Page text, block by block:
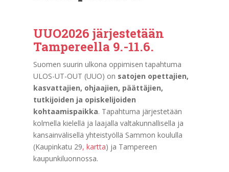
UUO2026 järjestetään
Tampereella 9.-11.6.
Suomen suurin ulkona oppimisen tapahtuma
ULOS-UT-OUT (UUO) on satojen opettajien,
kasvattajien, ohjaajien, päättäjien,
tutkijoiden ja opiskelijoiden
kohtaamispaikka. Tapahtuma järjestetään
kolmella kielellä ja laajalla valtakunnallisella ja
kansainvälisellä yhteistyöllä Sammon koululla
(Kaupinkatu 29, kartta) ja Tampereen
kaupunkiluonnossa.